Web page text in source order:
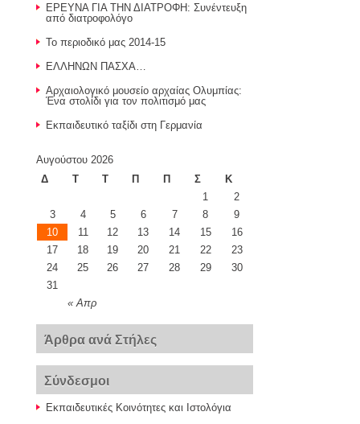
ΕΡΕΥΝΑ ΓΙΑ ΤΗΝ ΔΙΑΤΡΟΦΗ: Συνέντευξη
από διατροφολόγο
Το περιοδικό μας 2014-15
ΕΛΛΗΝΩΝ ΠΑΣΧΑ…
Αρχαιολογικό μουσείο αρχαίας Ολυμπίας:
Ένα στολίδι για τον πολιτισμό μας
Εκπαιδευτικό ταξίδι στη Γερμανία
Αυγούστου 2026
Δ
Τ Τ Π Π Σ Κ
« Απρ
1
2
3
4 5 6 7 8
9
10
11 12 13 14 15
16
17
18 19 20 21 22
23
24
25 26 27 28 29
30
31
Άρθρα ανά Στήλες
Σύνδεσμοι
Εκπαιδευτικές Κοινότητες και Ιστολόγια